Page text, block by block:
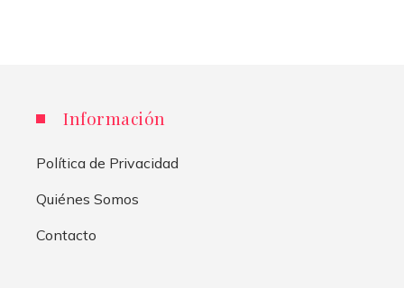
Información
Política de Privacidad
Quiénes Somos
Contacto